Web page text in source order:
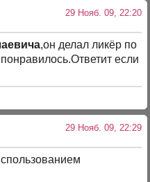
29 Нояб. 09, 22:20
,он делал ликёр по
если
29 Нояб. 09, 22:29